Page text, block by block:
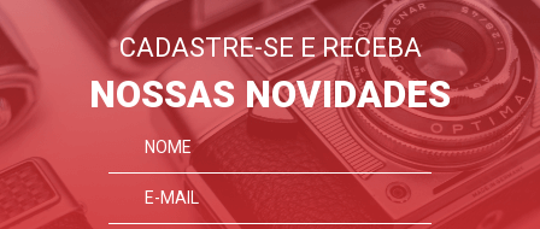
CADASTRE-SE E RECEBA
NOSSAS NOVIDADES